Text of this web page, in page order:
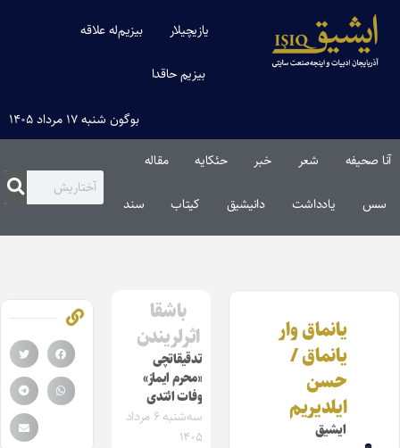
یازیچیلار بیزیم‌له علاقه
بیزیم حاقدا
بوگون شنبه ۱۷ مرداد ۱۴۰۵
آنا صحیفه شعر خبر حئکایه مقاله‌
سس یادداشت دانیشیق کیتاب سند
یانماق وار
یانماق /
حسن
ایلدیریم
ایشیق
باشقا
اثرلریندن
تدقیقاتچی
«محرم ایماز»
وفات ائتدی
سه‌شنبه ۶ مرداد
۱۴۰۵